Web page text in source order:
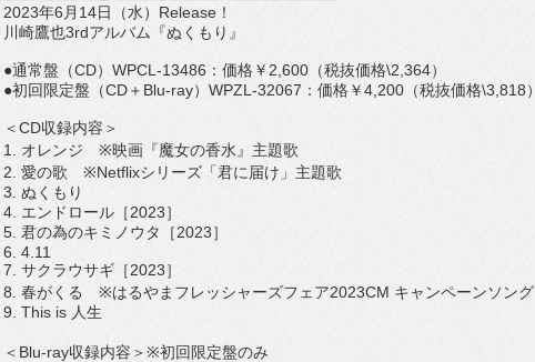
2023年6 月 14日（水） Release ！
川崎鷹也3rdアルバム『ぬくもり』
●通常盤（CD） WPCL-13486 ：価格￥ 2,600 （税抜価格\2,364）
●初回限定盤（CD＋ Blu-ray） WPZL-32067 ： 価格￥4,200 （税抜価格\3,818）
＜CD収録内容＞
1. オレンジ ※映画『魔女の香水』主題歌
2. 愛の歌 ※Netflixシリーズ「君に届け」主題歌
3. ぬくもり
4. エンドロール［2023］
5. 君の為のキミノウタ［2023］
6. 4.11
7. サクラウサギ［2023］
8. 春がくる ※はるやまフレッシャーズフェア2023CM キャンペーンソング
9. This is 人生
＜ Blu-ray収録内容＞※初回限定盤のみ